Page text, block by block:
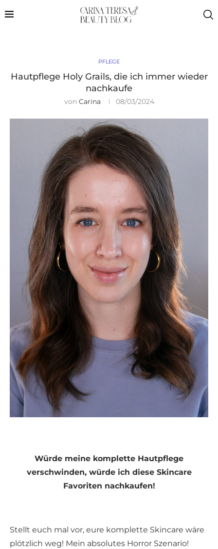
PFLEGE
Hautpflege Holy Grails, die ich immer wieder
nachkaufe
von Carina 08/03/2024
Würde meine komplette Hautpflege
verschwinden, würde ich diese Skincare
Favoriten nachkaufen!
Stellt euch mal vor, eure komplette Skincare wäre
plötzlich weg! Mein absolutes Horror Szenario!